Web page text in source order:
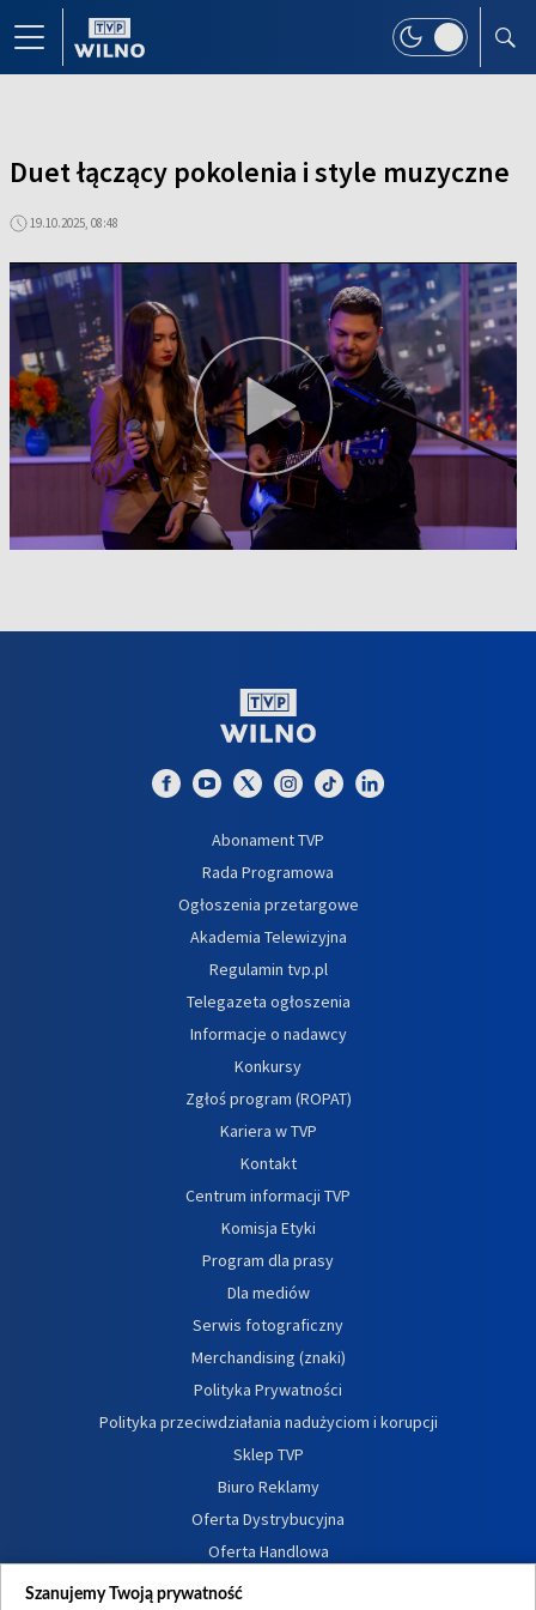
Duet łączący pokolenia i style muzyczne
19.10.2025, 08:48
Abonament TVP
Rada Programowa
Ogłoszenia przetargowe
Akademia Telewizyjna
Regulamin tvp.pl
Telegazeta ogłoszenia
Informacje o nadawcy
Konkursy
Zgłoś program (ROPAT)
Kariera w TVP
Kontakt
Centrum informacji TVP
Komisja Etyki
Program dla prasy
Dla mediów
Serwis fotograficzny
Merchandising (znaki)
Polityka Prywatności
Polityka przeciwdziałania nadużyciom i korupcji
Sklep TVP
Biuro Reklamy
Oferta Dystrybucyjna
Oferta Handlowa
Dostępność
Szanujemy Twoją prywatność